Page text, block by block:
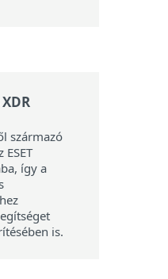
származó
így a
is.